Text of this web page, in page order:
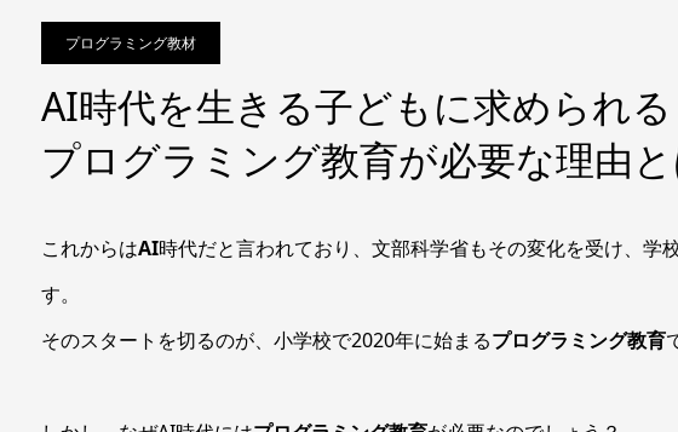
プログラミング教材
AI時代を生きる子どもに求められ
プログラミング教育が必要な理由と
これからはAI時代だと言われており、文部科学省もその変化を受け、学
す。
そのスタートを切るのが、小学校で2020年に始まるプログラミング教育